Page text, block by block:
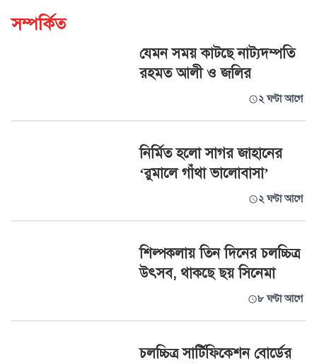
সম্পর্কিত
যেমন সময় কাটছে নাট্যদম্পতি
রহমত আলী ও জলির
২ ঘণ্টা আগে
নির্মিত হলো সাগর জাহানের
‘রুমালে গাঁথা ভালোবাসা’
২ ঘণ্টা আগে
শিল্পকলায় তিন দিনের চলচ্চিত্র
উৎসব, থাকছে ছয় সিনেমা
৮ ঘণ্টা আগে
চলচ্চিত্র সার্টিফিকেশন বোর্ডের